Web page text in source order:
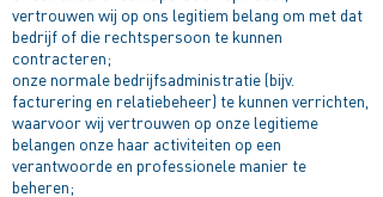
vertrouwen wij op ons legitiem belang om met dat
bedrijf of die rechtspersoon te kunnen
contracteren;
onze normale bedrijfsadministratie (bijv.
facturering en relatiebeheer) te kunnen verrichten,
waarvoor wij vertrouwen op onze legitieme
belangen onze haar activiteiten op een
verantwoorde en professionele manier te
beheren;